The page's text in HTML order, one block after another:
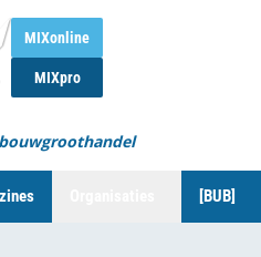
MIXonline
MIXpro
[BUB]